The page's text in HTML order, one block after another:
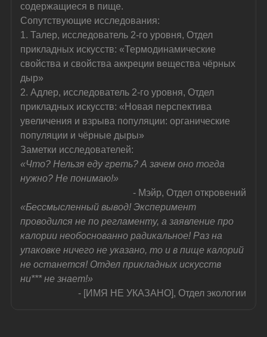
содержащиеся в пище.
Сопутствующие исследования:
1. Талер, исследователь 2-го уровня, Отдел
прикладных искусств: «Термодинамические
свойства и свойства аккреции вещества чёрных
дыр»
2. Адлер, исследователь 2-го уровня, Отдел
прикладных искусств: «Новая перспектива
увеличения и взрыва популяции: органические
популяции и чёрные дыры»
Заметки исследователей:
«Что? Нельзя еду греть? А зачем оно тогда
нужно? Не понимаю!»
- Мэйр, Отдел откровений
«Бессмысленный вывод! Эксперимент
проводился не по регламенту, а заявление про
калории необоснованно радикальное! Раз на
упаковке ничего не указано, то и в пище калорий
не останется! Отдел прикладных искусств
ни*** не знает!»
- [ИМЯ НЕ УКАЗАНО], Отдел экологии